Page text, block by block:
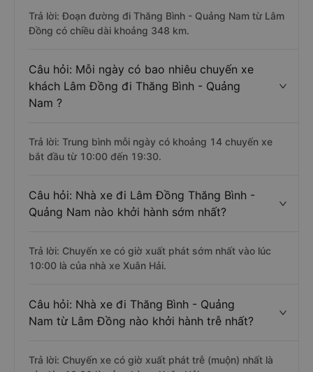
Trả lời: Đoạn đường đi Thăng Bình - Quảng Nam từ Lâm
Đồng có chiều dài khoảng 348 km.
Câu hỏi: Mỗi ngày có bao nhiêu chuyến xe
khách Lâm Đồng đi Thăng Bình - Quảng
Nam ?
Trả lời: Trung bình mỗi ngày có khoảng 14 chuyến xe
bắt đầu từ 10:00 đến 19:30.
Câu hỏi: Nhà xe đi Lâm Đồng Thăng Bình -
Quảng Nam nào khởi hành sớm nhất?
Trả lời: Chuyến xe có giờ xuất phát sớm nhất vào lúc
10:00 là của nhà xe Xuân Hải.
Câu hỏi: Nhà xe đi Thăng Bình - Quảng
Nam từ Lâm Đồng nào khởi hành trễ nhất?
Trả lời: Chuyến xe có giờ xuất phát trễ (muộn) nhất là